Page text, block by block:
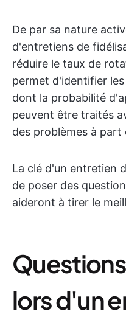
De par sa nature
d'entretiens de
réduire le taux de
permet d'identifier
dont la probabilité
peuvent être traités
des problèmes à part
La clé d'un entretien
de poser des
aideront à tirer le
lors d'un